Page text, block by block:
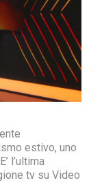
estivo, uno
l’ultima
tv su Video